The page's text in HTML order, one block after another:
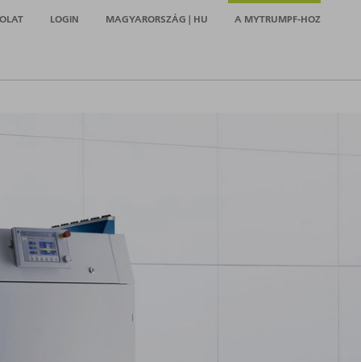
LOGIN MAGYARORSZÁG | HU A MYTRUMPF-HOZ